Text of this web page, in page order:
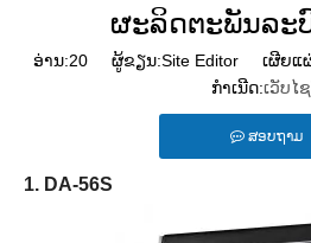
ຜະລິດຕະພັນລະ
ອ່ານ:20 ຜູ້ຂຽນ:Site Editor ເຜີຍແ
ກໍາເນີດ:ເວັບໄ
ສອບຖາມ
1. DA-56S